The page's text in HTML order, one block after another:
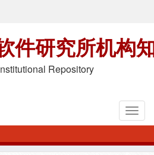
件研究所机构
Repository